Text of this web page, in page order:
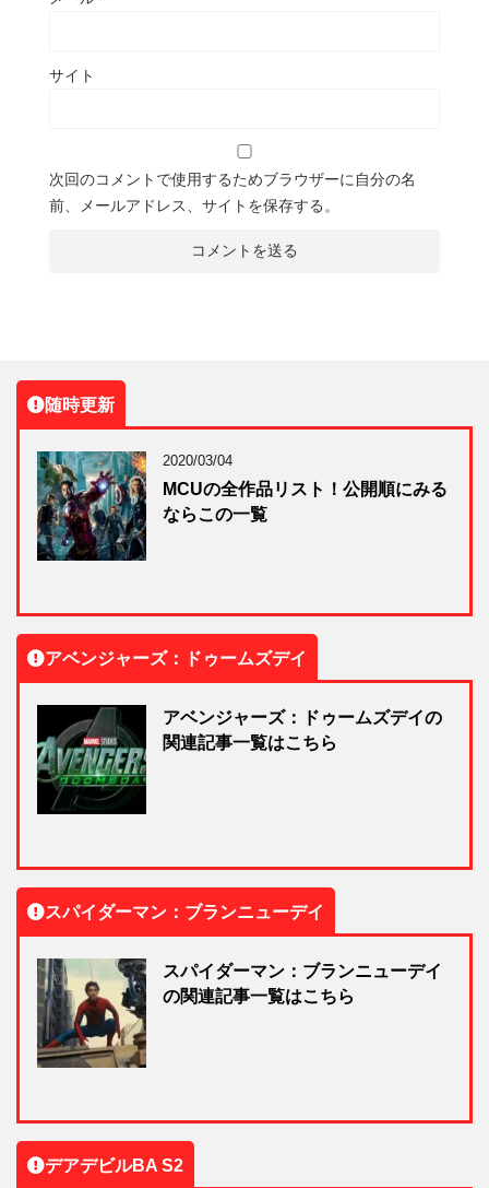
サイト
次回のコメントで使用するためブラウザーに自分の名
前、メールアドレス、サイトを保存する。
随時更新
2020/03/04
MCUの全作品リスト！公開順にみる
ならこの一覧
アベンジャーズ：ドゥームズデイ
アベンジャーズ：ドゥームズデイの
関連記事一覧はこちら
スパイダーマン：ブランニューデイ
スパイダーマン：ブランニューデイ
の関連記事一覧はこちら
デアデビルBA S2